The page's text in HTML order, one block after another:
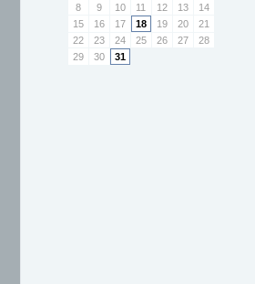
8
9 10 11 12 13
14
15
16 17 18 19 20
21
22
23 24 25 26 27
28
29
30 31